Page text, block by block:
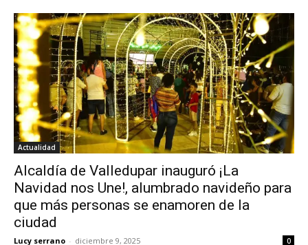
Actualidad
Alcaldía de Valledupar inauguró ¡La
Navidad nos Une!, alumbrado navideño para
que más personas se enamoren de la
ciudad
Lucy serrano - diciembre 9, 2025 0